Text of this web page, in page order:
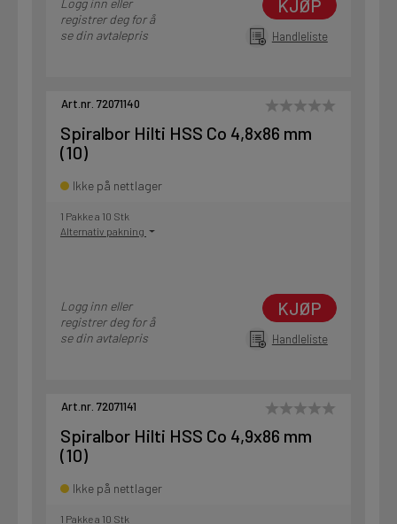
Logg inn eller
registrer deg for å
se din avtalepris
KJØP
Handleliste
Art.nr. 72071140
Spiralbor Hilti HSS Co 4,8x86 mm
(10)
Ikke på nettlager
1 Pakke a 10 Stk
Alternativ pakning
Logg inn eller
registrer deg for å
se din avtalepris
KJØP
Handleliste
Art.nr. 72071141
Spiralbor Hilti HSS Co 4,9x86 mm
(10)
Ikke på nettlager
1 Pakke a 10 Stk